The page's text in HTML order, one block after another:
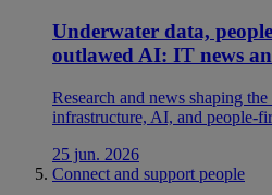
Underwater data,
outlawed AI: IT news
Research and news shaping
infrastructure, AI, and people-
25 jun. 2026
Connect and support people